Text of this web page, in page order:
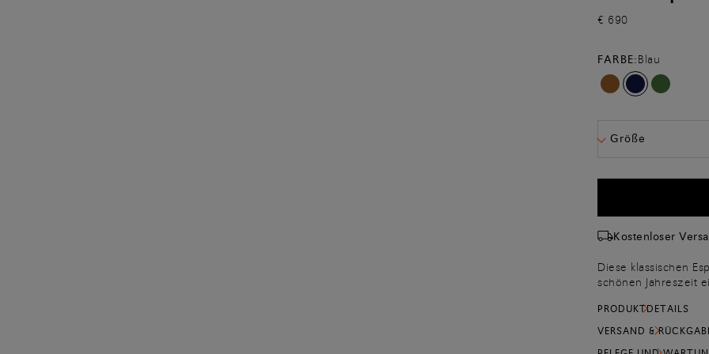
€ 690
FARBE:Blau
Größe
Kostenloser
Diese klassischen
schönen Jahreszeit
Passform, die sich
Seta-Wildleder in
PRODUKTDETAILS
VERSAND &